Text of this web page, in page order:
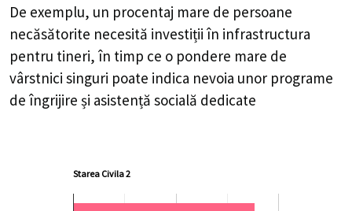
De exemplu, un procentaj mare de persoane
necăsătorite necesită investiții în infrastructura
pentru tineri, în timp ce o pondere mare de
vârstnici singuri poate indica nevoia unor programe
de îngrijire și asistență socială dedicate
Starea Civila 2